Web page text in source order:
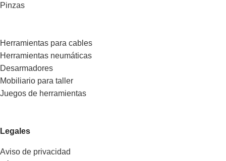
Pinzas
Herramientas para cables
Herramientas neumáticas
Desarmadores
Mobiliario para taller
Juegos de herramientas
Legales
Aviso de privacidad